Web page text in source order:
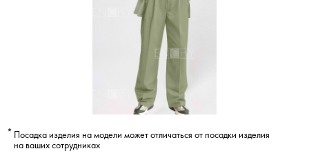
Посадка изделия на модели может отличаться от посадки изделия
на ваших сотрудниках